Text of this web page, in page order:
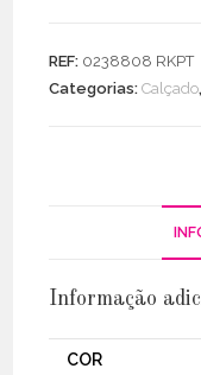
REF: 0238808 RKPT
Categorias:Calçado
Informação
COR